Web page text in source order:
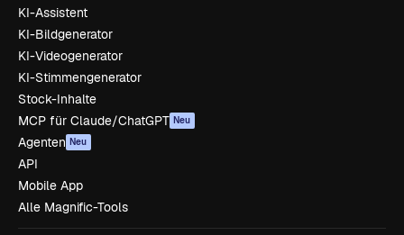
KI-Assistent
KI-Bildgenerator
KI-Videogenerator
KI-Stimmengenerator
Stock-Inhalte
MCP für Claude/ChatGPT Neu
Agenten Neu
API
Mobile App
Alle Magnific-Tools